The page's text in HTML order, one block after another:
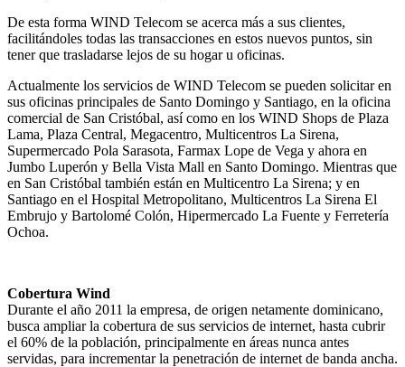
De esta forma WIND Telecom se acerca más a sus clientes,
facilitándoles todas las transacciones en estos nuevos puntos, sin
tener que trasladarse lejos de su hogar u oficinas.
Actualmente los servicios de WIND Telecom se pueden solicitar en
sus oficinas principales de Santo Domingo y Santiago, en la oficina
comercial de San Cristóbal, así como en los WIND Shops de Plaza
Lama, Plaza Central, Megacentro, Multicentros La Sirena,
Supermercado Pola Sarasota, Farmax Lope de Vega y ahora en
Jumbo Luperón y Bella Vista Mall en Santo Domingo. Mientras que
en San Cristóbal también están en Multicentro La Sirena; y en
Santiago en el Hospital Metropolitano, Multicentros La Sirena El
Embrujo y Bartolomé Colón, Hipermercado La Fuente y Ferretería
Ochoa.
Cobertura Wind
Durante el año 2011 la empresa, de origen netamente dominicano,
busca ampliar la cobertura de sus servicios de internet, hasta cubrir
el 60% de la población, principalmente en áreas nunca antes
servidas, para incrementar la penetración de internet de banda ancha.